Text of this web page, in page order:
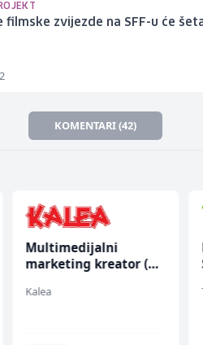
filmske zvijezde na SFF-u će
KOMENTARI (42)
Multimedijalni
marketing kreator (m/
Kalea